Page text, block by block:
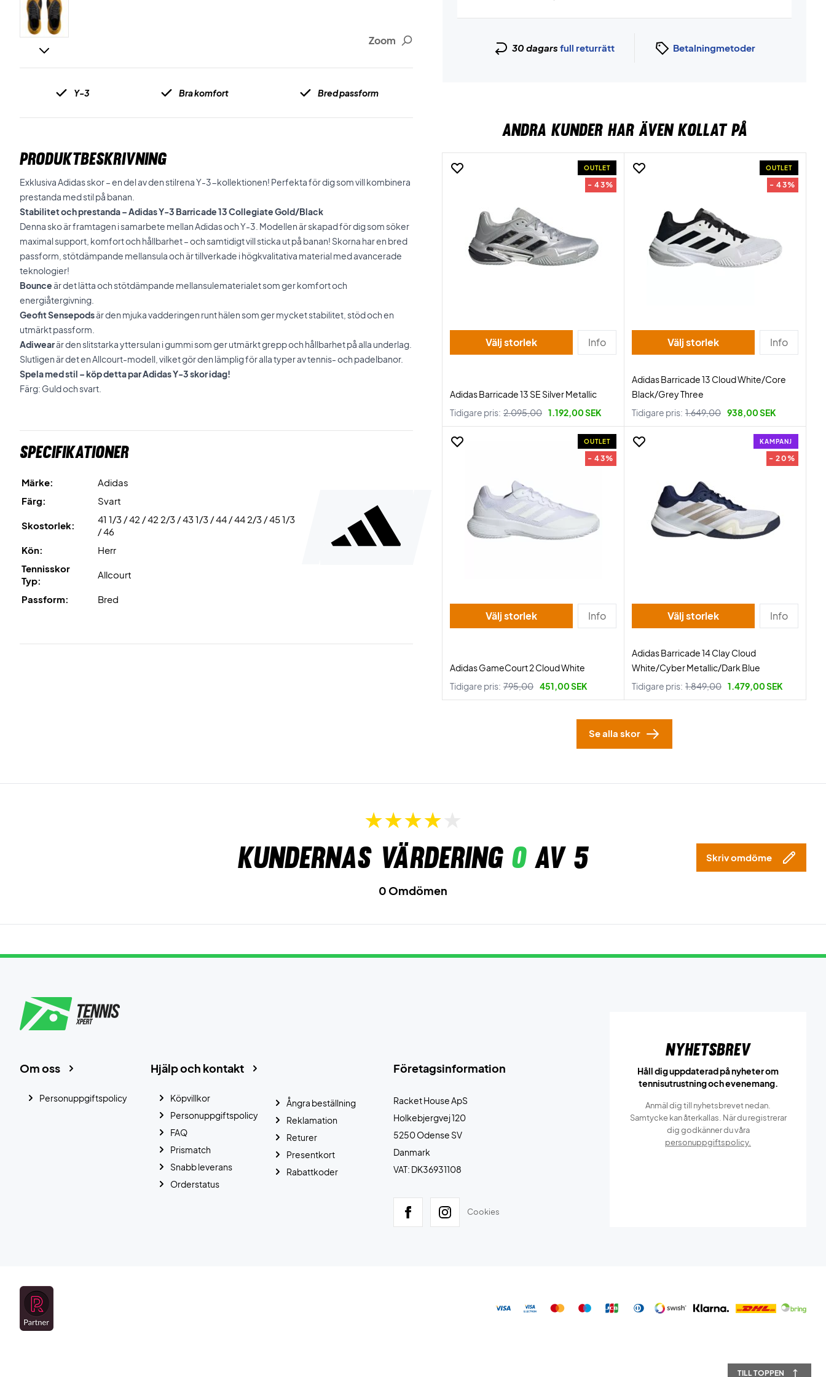
TILL TOPPEN
Zoom
Y-3 Bra komfort Bred passform
PRODUKTBESKRIVNING
Exklusiva Adidas skor – en del av den stilrena Y-3-kollektionen! Perfekta för dig som vill kombinera
prestanda med stil på banan.
Stabilitet och prestanda – Adidas Y-3 Barricade 13 Collegiate Gold/Black
Denna sko är framtagen i samarbete mellan Adidas och Y-3. Modellen är skapad för dig som söker
maximal support, komfort och hållbarhet – och samtidigt vill sticka ut på banan! Skorna har en bred
passform, stötdämpande mellansula och är tillverkade i högkvalitativa material med avancerade
teknologier!
Bounceär det lätta och stötdämpande mellansulematerialet som ger komfort och
energiåtergivning.
Geofit Sensepodsär den mjuka vadderingen runt hälen som ger mycket stabilitet, stöd och en
utmärkt passform.
Adiwearär den slitstarka yttersulan i gummi som ger utmärkt grepp och hållbarhet på alla underlag.
Slutligen är det en Allcourt-modell, vilket gör den lämplig för alla typer av tennis- och padelbanor.
Spela med stil – köp detta par Adidas Y-3 skor idag!
Färg: Guld och svart.
Specifikationer
Märke:
Adidas
Färg:
Svart
Skostorlek:
41 1/3 / 42 / 42 2/3 / 43 1/3 / 44 / 44 2/3 / 45 1/3
/ 46
Kön:
Herr
Tennisskor
Typ:
Allcourt
Passform: Bred
30 dagars full returrätt Betalningmetoder
ANDRA KUNDER HAR ÄVEN KOLLAT PÅ
OUTLET
- 43%
Välj storlek Info
Adidas Barricade 13 SE Silver Metallic
Tidigare pris: 2.095,00 1.192,00 SEK
OUTLET
- 43%
Välj storlek Info
Adidas Barricade 13 Cloud White/Core
Black/Grey Three
Tidigare pris: 1.649,00 938,00 SEK
OUTLET
- 43%
Välj storlek Info
Adidas GameCourt 2 Cloud White
Tidigare pris: 795,00 451,00 SEK
KAMPANJ
- 20%
Välj storlek Info
Adidas Barricade 14 Clay Cloud
White/Cyber Metallic/Dark Blue
Tidigare pris: 1.849,00 1.479,00 SEK
Se alla skor
Kundernas värdering 0av 5 Skriv omdöme
0 Omdömen
Företagsinformation
Racket House ApS
Holkebjergvej 120
5250 Odense SV
Danmark
VAT: DK36931108
Cookies
Hjälp och kontakt
Köpvillkor
Personuppgiftspolicy
FAQ
Prismatch
Snabb leverans
Orderstatus
Ångra beställning
Reklamation
Returer
Presentkort
Rabattkoder
Om oss
Personuppgiftspolicy
Nyhetsbrev
Håll dig uppdaterad på nyheter om
tennisutrustning och evenemang.
Anmäl dig till nyhetsbrevet nedan.
Samtycke kan återkallas. När du registrerar
dig godkänner du våra
personuppgiftspolicy.